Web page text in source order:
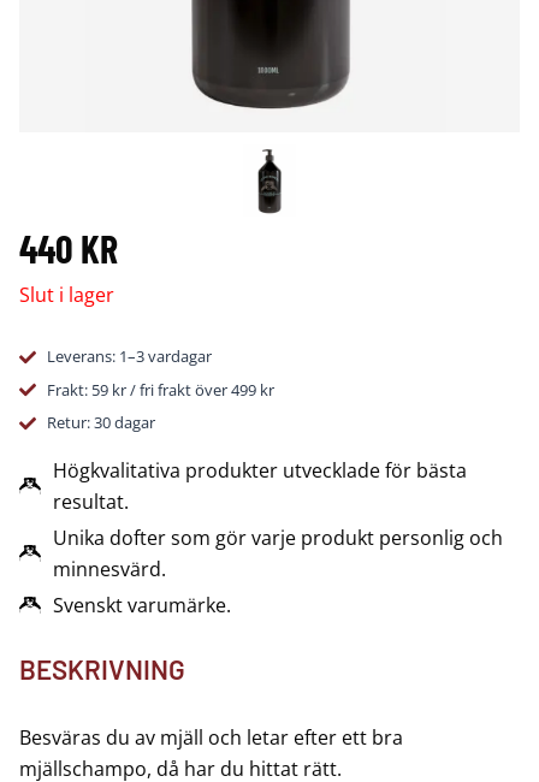
440 KR
Slut i lager
BESKRIVNING
Besväras du av mjäll och letar efter ett bra
mjällschampo, då har du hittat rätt.
Högkvalitativa produkter utvecklade för bästa
resultat.
Unika dofter som gör varje produkt personlig och
minnesvärd.
Svenskt varumärke.
Leverans: 1–3 vardagar
Frakt: 59 kr / fri frakt över 499 kr
Retur: 30 dagar